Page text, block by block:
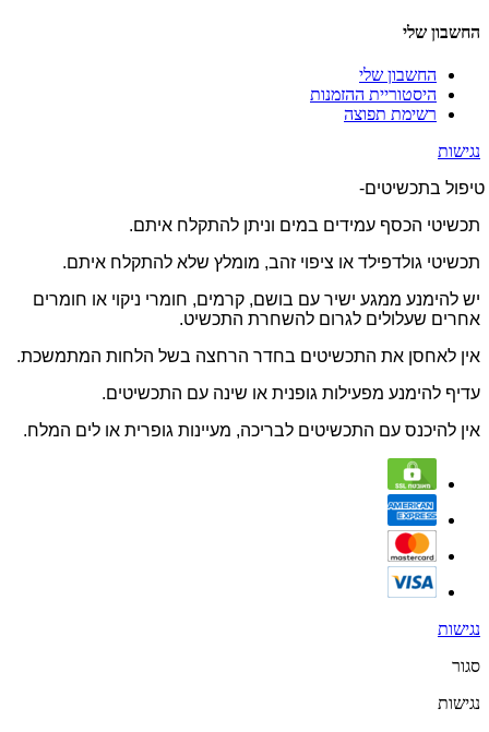
החשבון שלי
החשבון שלי
היסטוריית ההזמנות
רשימת תפוצה
נגישות
טיפול בתכשיטים-
תכשיטי הכסף עמידים במים וניתן להתקלח איתם.
תכשיטי גולדפילד או ציפוי זהב, מומלץ שלא להתקלח איתם.
יש להימנע ממגע ישיר עם בושם, קרמים, חומרי ניקוי או חומרים
אחרים שעלולים לגרום להשחרת התכשיט.
אין לאחסן את התכשיטים בחדר הרחצה בשל הלחות המתמשכת.
עדיף להימנע מפעילות גופנית או שינה עם התכשיטים.
אין להיכנס עם התכשיטים לבריכה, מעיינות גופרית או לים המלח.
נגישות
סגור
נגישות